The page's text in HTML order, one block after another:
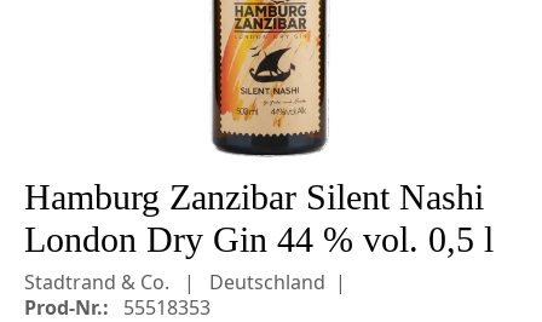
Hamburg Zanzibar Silent Nashi
London Dry Gin 44 % vol. 0,5 l
Stadtrand & Co.
Deutschland
Prod-Nr.:
55518353